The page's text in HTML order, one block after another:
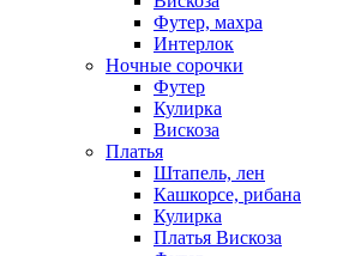
Футер, махра
Интерлок
Ночные сорочки
Футер
Кулирка
Вискоза
Платья
Штапель, лен
Кашкорсе, рибана
Кулирка
Платья Вискоза